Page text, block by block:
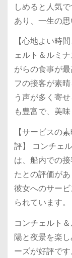
しめると人気
あり、一生の
【心地よい時
ェルト＆ルミ
がらの食事が
フの接客が素
う声が多く寄
も豊富で、美
【サービスの
評】 コンチェ
は、船内での
たとの評価が
彼女へのサー
られています。
コンチェルト
陽と夜景を楽
ーズが好評で